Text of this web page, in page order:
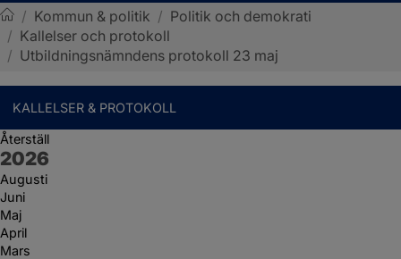
Sotenäs kommun
/ Kommun & politik / Politik och demokrati
/ Kallelser och protokoll
/ Utbildningsnämndens protokoll 23 maj
KALLELSER & PROTOKOLL
Återställ
År:
2026
Augusti
Juni
Maj
April
Mars